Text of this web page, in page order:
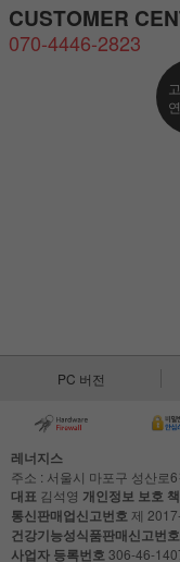
CUSTOMER
070-4446-2823
PC 버전
레너지스
주소 : 서울시 마포구 성산로
대표 김석영 개인정보 보호
통신판매업신고번호제
건강기능성식품판매신고번호
사업자 등록번호306-46-